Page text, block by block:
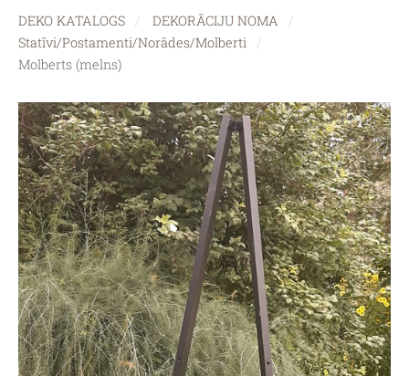
DEKO KATALOGS
DEKORĀCIJU NOMA
Statīvi/Postamenti/Norādes/Molberti
Molberts (melns)